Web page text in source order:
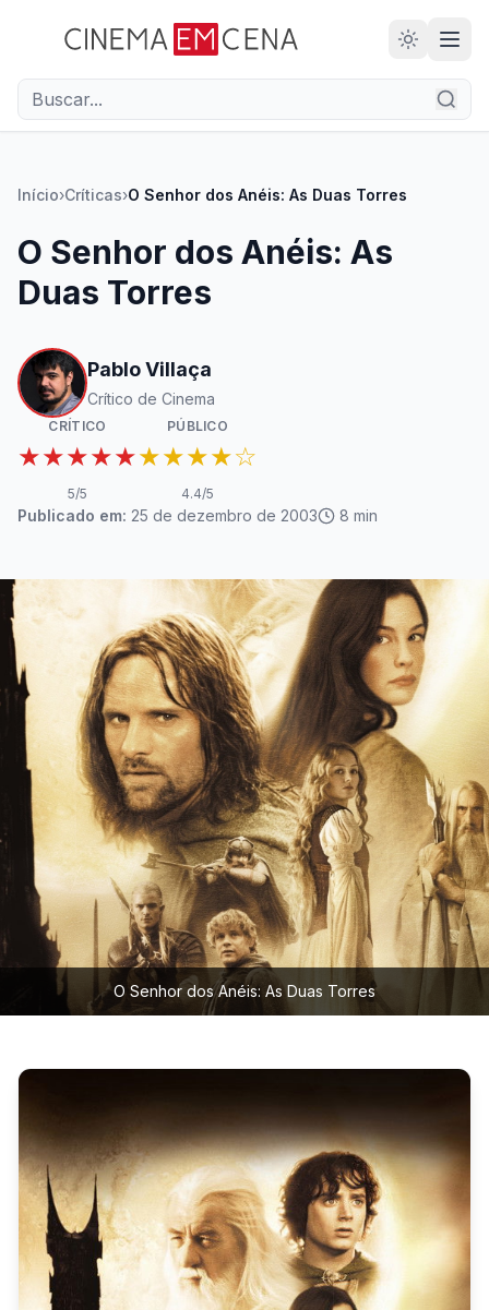
28
ANOS
Início›Críticas›O Senhor dos Anéis: As Duas Torres
O Senhor dos Anéis: As
Duas Torres
Pablo Villaça
Crítico de Cinema
CRÍTICO
★★★★★
5/5
PÚBLICO
★★★★☆
4.4/5
Publicado em: 25 de dezembro de 2003 8 min
O Senhor dos Anéis: As Duas Torres